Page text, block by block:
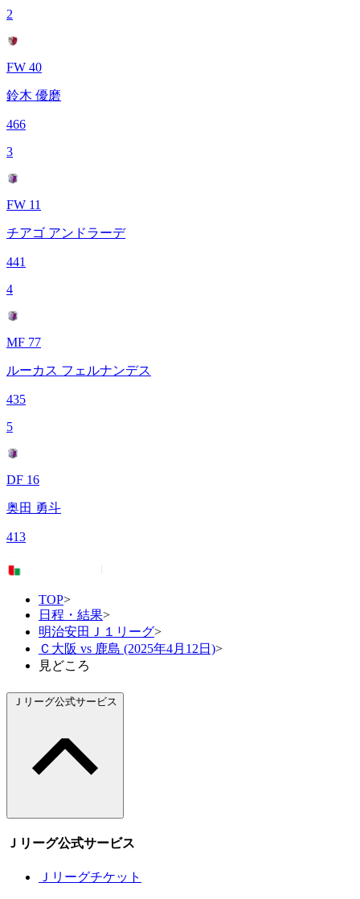
2
FW 40
鈴木 優磨
466
3
FW 11
チアゴ アンドラーデ
441
4
MF 77
ルーカス フェルナンデス
435
5
DF 16
奥田 勇斗
413
TOP>
日程・結果>
明治安田Ｊ１リーグ>
Ｃ大阪 vs 鹿島 (2025年4月12日)>
見どころ
Ｊリーグ公式サービス
Ｊリーグ公式サービス
Ｊリーグチケット